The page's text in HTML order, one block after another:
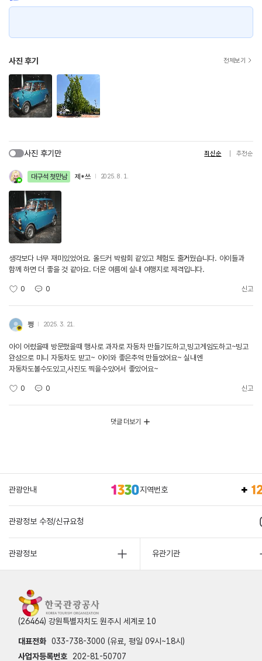
사진 후기 전체보기
사진 후기만 최신순 추천순
대구석 첫만남 제*쓰 2025. 8. 1.
생각보다 너무 재미있었어요. 올드커 박람회 같았고 체험도 줄거웠습니다. 아이들과
함께 하면 더 좋을 것 같아요. 더운 여름에 실내 여행지로 제격입니다.
0 0 신고
쩡 2025. 3. 21.
아이 어렸을때 방문했을때 행사로 과자로 자동차 만들기도하고,빙고게임도하고~빙고
완성으로 미니 자동차도 받고~ 아이와 좋은추억 만들었어요~ 실내엔
자동차도볼수도있고,사진도 찍을수있어서 좋았어요~
0 0 신고
댓글 더보기
관광안내 지역번호
관광정보 수정/신규요청
관광정보 유관기관
(26464) 강원특별자치도 원주시 세계로 10
대표전화 033-738-3000 (유료, 평일 09시~18시)
사업자등록번호
202-81-50707